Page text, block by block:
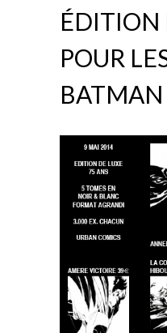
ÉDITION
POUR
BATMAN